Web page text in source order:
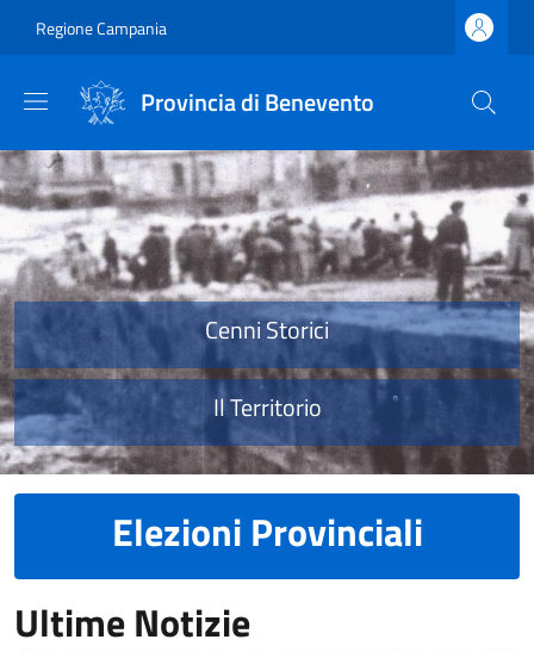
Regione Campania
Provincia di Benevento
Provincia di Benevento
Cenni Storici
Il Territorio
Elezioni Provinciali
Ultime Notizie